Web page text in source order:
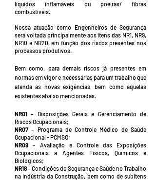
líquidos inflamáveis ou poeiras/ fibras
combustíveis.
Nossa atuação como Engenheiros de Segurança
será voltada principalmente aos itens das NR1, NR9,
NR10 e NR20, em função dos riscos presentes nos
processos produtivos.
Bem como, para demais riscos já presentes em
normas em vigor e necessárias para um trabalho que
atenda as novas exigências, bem como aquelas
existentes abaixo mencionadas.
NR01 – Disposições Gerais e Gerenciamento de
Riscos Ocupacionais;
NR07 – Programa de Controle Médico de Saúde
Ocupacional - PCMSO;
NR09 – Avaliação e Controle das Exposições
Ocupacionais a Agentes Físicos, Químicos e
Biológicos;
NR18– Condições de Segurança e Saúde no Trabalho
na Indústria da Construção, bem como de subitens